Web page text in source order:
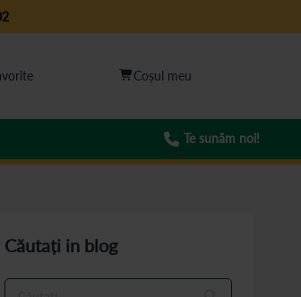
Te sunăm noi!
Căutați in blog